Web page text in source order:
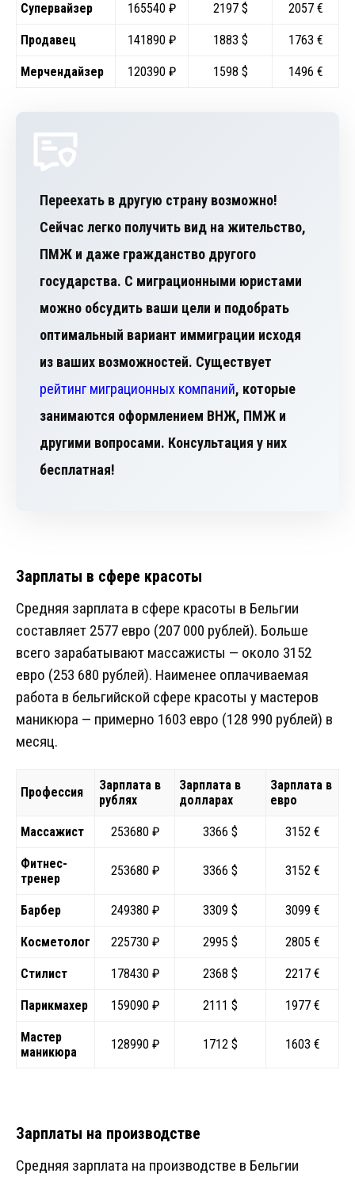
Супервайзер 165540 ₽ 2197 $ 2057 €
Продавец 141890 ₽ 1883 $ 1763 €
Мерчендайзер 120390 ₽ 1598 $ 1496 €
Переехать в другую страну возможно!
Сейчас легко получить вид на жительство,
ПМЖ и даже гражданство другого
государства. С миграционными юристами
можно обсудить ваши цели и подобрать
оптимальный вариант иммиграции исходя
из ваших возможностей. Существует
рейтинг миграционных компаний, которые
занимаются оформлением ВНЖ, ПМЖ и
другими вопросами. Консультация у них
бесплатная!
Зарплаты в сфере красоты
Средняя зарплата в сфере красоты в Бельгии
составляет 2577 евро (207 000 рублей). Больше
всего зарабатывают массажисты — около 3152
евро (253 680 рублей). Наименее оплачиваемая
работа в бельгийской сфере красоты у мастеров
маникюра — примерно 1603 евро (128 990 рублей) в
месяц.
Профессия
Зарплата в
рублях
Зарплата в
долларах
Зарплата в
евро
Массажист 253680 ₽ 3366 $ 3152 €
Фитнес-
тренер
253680 ₽ 3366 $ 3152 €
Барбер 249380 ₽ 3309 $ 3099 €
Косметолог 225730 ₽ 2995 $ 2805 €
Стилист 178430 ₽ 2368 $ 2217 €
Парикмахер 159090 ₽ 2111 $ 1977 €
Мастер
маникюра
128990 ₽ 1712 $ 1603 €
Зарплаты на производстве
Средняя зарплата на производстве в Бельгии